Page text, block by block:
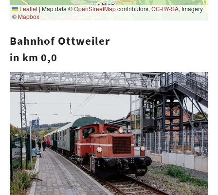
Leaflet | Map data ©OpenStreetMapcontributors, CC-BY-SA, Imagery
© Mapbox
Bahnhof Ottweiler
in km 0,0
Show larger version